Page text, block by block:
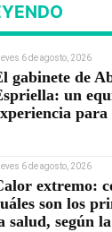
6 de agosto, 2026
gabinete de
un
6 de agosto, 2026
extremo:
son los
salud, según